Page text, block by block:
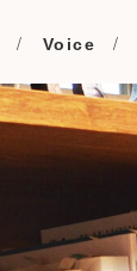
Voice